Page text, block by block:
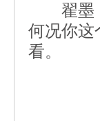
翟墨：
何况你这
看。